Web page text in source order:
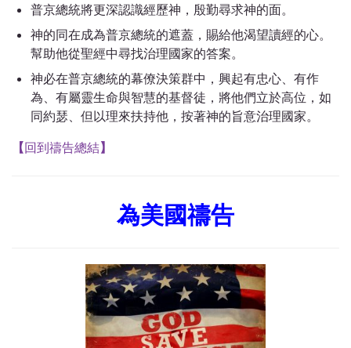
普京總統將更深認識經歷神，殷勤尋求神的面。
神的同在成為普京總統的遮蓋，賜給他渴望讀經的心。
幫助他從聖經中尋找治理國家的答案。
神必在普京總統的幕僚決策群中，興起有忠心、有作
為、有屬靈生命與智慧的基督徒，將他們立於高位，如
同約瑟、但以理來扶持他，按著神的旨意治理國家。
【回到禱告總結】
為美國禱告